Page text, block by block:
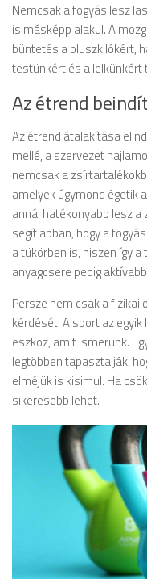
Nemcsak a fogyás lesz
is másképp alakul. A
büntetés a pluszkilókért,
testünkért és a lelkünkért
Az étrend
Az étrend átalakítása
mellé, a szervezet
nemcsak a
amelyek úgymond égetik
annál hatékonyabb lesz
segít abban, hogy a
a tükörben is, hiszen így
anyagcsere pedig
Persze nem csak a fizikai
kérdését. A sport az
eszköz, amit ismerünk.
legtöbben tapasztalják,
elméjük is kisimul. Ha
sikeresebb lehet.